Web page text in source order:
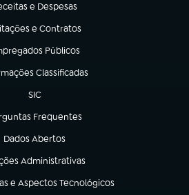
e Despesas
em nova aba)
e Contratos
em nova aba)
Públicos
em nova aba)
Classificadas
em nova aba)
SIC
(abre em nova aba)
Frequentes
em nova aba)
Dados Abertos
(abre em nova aba)
Administrativas
em nova aba)
e Aspectos Tecnológicos
aba)